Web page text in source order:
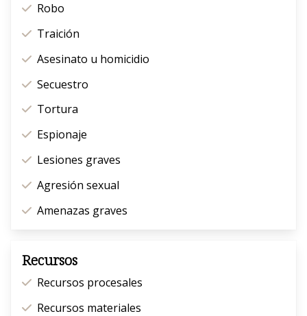
Robo
Traición
Asesinato u homicidio
Secuestro
Tortura
Espionaje
Lesiones graves
Agresión sexual
Amenazas graves
Recursos
Recursos procesales
Recursos materiales